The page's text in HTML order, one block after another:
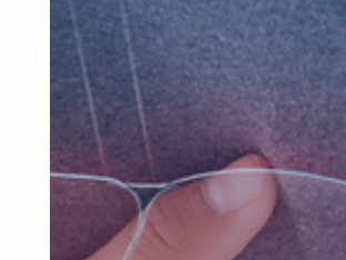
qualité de nos organisations et, par